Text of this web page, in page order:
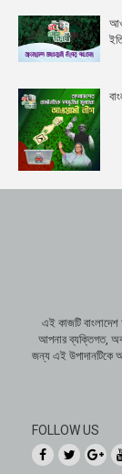
এই কাজটি
আপনার ব্যক্তিগত,
জন্য এই উপাদানটিকে
FOLLOW US